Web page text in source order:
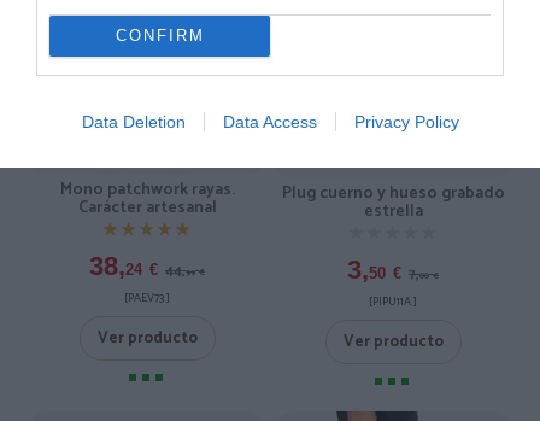
CONFIRM
Data Deletion Data Access Privacy Policy
Mono patchwork rayas.
Carácter artesanal
★★★★★
★★★★★
38,24 € 44,99 €
[PAEV73 ]
Ver producto
Plug cuerno y hueso grabado
estrella
3,50 € 7,00 €
[PIPU11A ]
Ver producto